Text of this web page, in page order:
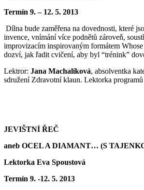
Termín 9. – 12. 5. 2013
Dílna bude zaměřena na dovednosti, které
invence, vnímání více podnětů zároveň,
improvizacím inspirovaným formátem
dozví, jak řadit cvičení, aby byl “trénink”
Lektror: Jana Machalíková, absolventka
sdružení Zdravotní klaun. Lektorka
JEVIŠTNÍ ŘEČ
aneb OCEL A DIAMANT… (S
Lektorka Eva Spoustová
Termín 9. -12. 5. 2013